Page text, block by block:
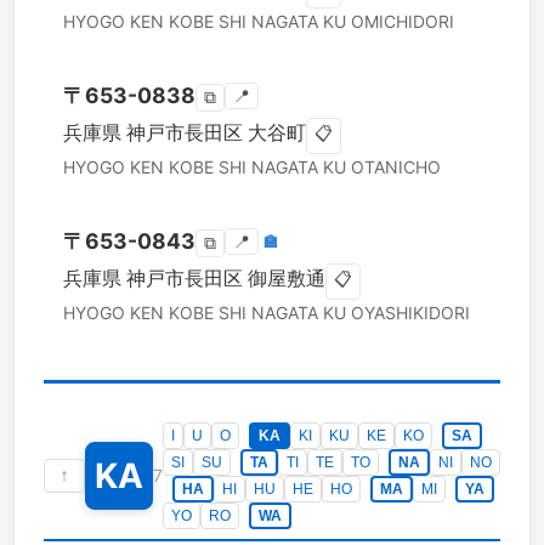
HYOGO KEN KOBE SHI NAGATA KU OMICHIDORI
〒653-0838 ⧉ 📍
兵庫県 神戸市長田区 大谷町 📋
HYOGO KEN KOBE SHI NAGATA KU OTANICHO
〒653-0843 ⧉ 📍 🏣
兵庫県 神戸市長田区 御屋敷通 📋
HYOGO KEN KOBE SHI NAGATA KU OYASHIKIDORI
↑ KA 7
U O KA KI KU KE KO
SA
SI
SU TA TI TE TO NA NI
NO
HA
HI HU HE HO MA MI
YA
YO
RO WA